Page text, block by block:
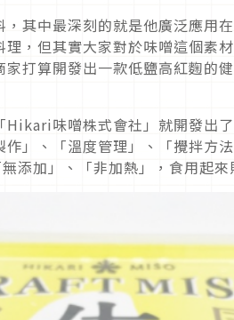
其中最深刻的就是他廣泛應用
，但其實大家對於味噌這個素
打算開發出一款低鹽高紅麴的
味噌株式會社」就開發出
」、「溫度管理」、「攪拌方
添加」、「非加熱」，食用起來